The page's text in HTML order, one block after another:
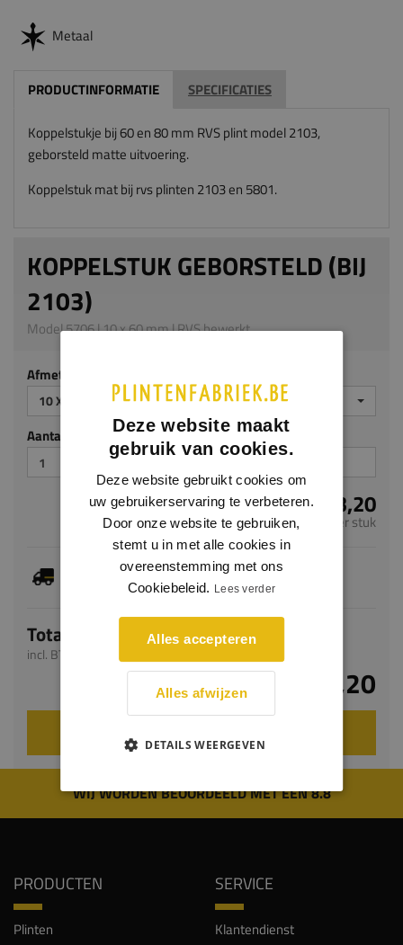
Metaal
PRODUCTINFORMATIE SPECIFICATIES
Koppelstukje bij 60 en 80 mm RVS plint model 2103,
geborsteld matte uitvoering.
Koppelstuk mat bij rvs plinten 2103 en 5801.
KOPPELSTUK GEBORSTELD (BIJ
2103)
Model 5706 | 10 x 60 mm | RVS bewerkt
Afmeting
10 X 60 MM
Aantal stuks
€ 13,20
per stuk
Dit artikel is voorradig, de verwachte levertijd
bedraagt 1-3 werkdagen
Totaal
incl. BTW
€ 13,20
VOEG TOE AAN WINKELWAGEN
WIJ WORDEN BEOORDEELD MET EEN 8.8
PRODUCTEN
Plinten
SERVICE
Klantendienst
Deze website maakt
gebruik van cookies.
Deze website gebruikt cookies om
uw gebruikerservaring te verbeteren.
Door onze website te gebruiken,
stemt u in met alle cookies in
overeenstemming met ons
Cookiebeleid. Lees verder
Alles accepteren
Alles afwijzen
DETAILS WEERGEVEN